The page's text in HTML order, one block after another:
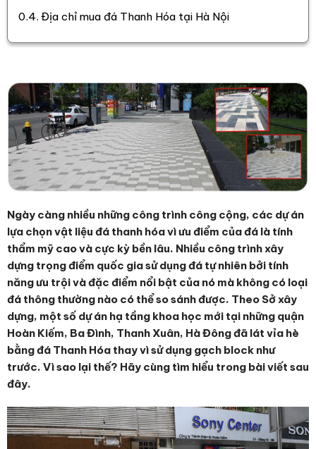
Địa chỉ mua đá Thanh Hóa tại Hà Nội
Ngày càng nhiều những công trình công cộng, các dự án
lựa chọn vật liệu đá thanh hóa vì ưu điểm của đá là tính
thẩm mỹ cao và cực kỳ bền lâu. Nhiều công trình xây
dựng trọng điểm quốc gia sử dụng đá tự nhiên bởi tính
năng ưu trội và đặc điểm nổi bật của nó mà không có loại
đá thông thường nào có thể so sánh được. Theo Sở xây
dựng, một số dự án hạ tầng khoa học mới tại những quận
Hoàn Kiếm, Ba Đình, Thanh Xuân, Hà Đông đã lát vỉa hè
bằng đá Thanh Hóa thay vì sử dụng gạch block như
trước. Vì sao lại thế? Hãy cùng tìm hiểu trong bài viết sau
đây.